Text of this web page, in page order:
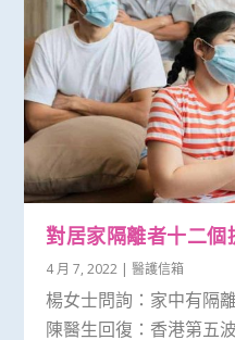
對居家隔離者十二個
4 月 7, 2022 |醫護信箱
楊女士問詢：家中有隔
陳醫生回復：香港第五